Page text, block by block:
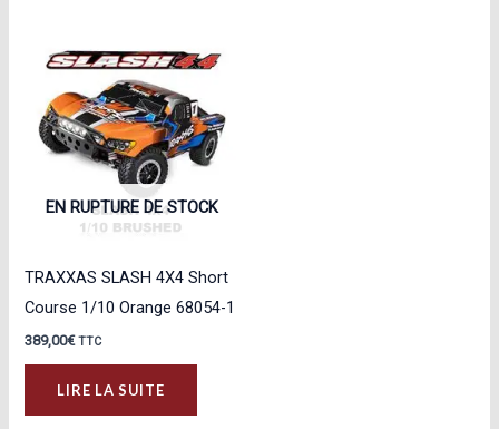
EN RUPTURE DE STOCK
TRAXXAS SLASH 4X4 Short
Course 1/10 Orange 68054-1
389,00€ TTC
LIRE LA SUITE